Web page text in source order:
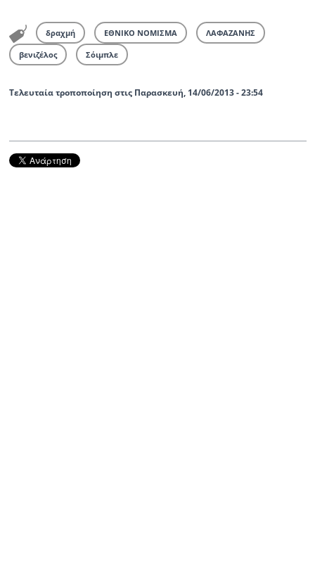
δραχμή ΕΘΝΙΚΟ ΝΟΜΙΣΜΑ ΛΑΦΑΖΑΝΗΣ
βενιζέλος Σόιμπλε
Τελευταία τροποποίηση στις Παρασκευή, 14/06/2013 - 23:54